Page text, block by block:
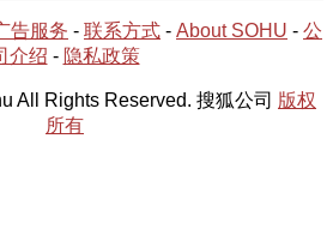
告服务 - 联系方式 - About SOHU - 公
介绍 - 隐私政策
All Rights Reserved. 搜狐公司 版权
所有